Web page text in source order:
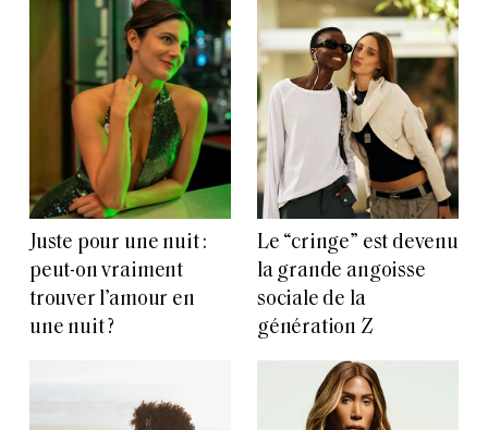
Juste pour une nuit :
peut-on vraiment
trouver l’amour en
une nuit ?
Le “cringe” est devenu
la grande angoisse
sociale de la
génération Z